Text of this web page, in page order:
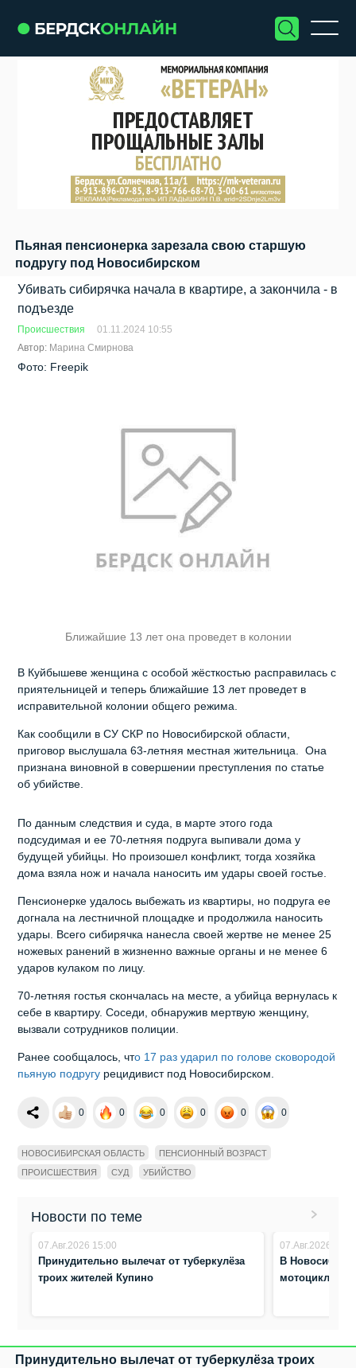
Пьяная пенсионерка зарезала свою старшую
подругу под Новосибирском
Убивать сибирячка начала в квартире, а закончила - в
подъезде
Происшествия
01.11.2024 10:55
Автор: Марина Смирнова
Фото: Freepik
Ближайшие 13 лет она проведет в колонии
В Куйбышеве женщина с особой жёсткостью расправилась с
приятельницей и теперь ближайшие 13 лет проведет в
исправительной колонии общего режима.
Как сообщили в СУ СКР по Новосибирской области,
приговор выслушала 63-летняя местная жительница. Она
признана виновной в совершении преступления по статье
об убийстве.
По данным следствия и суда, в марте этого года
подсудимая и ее 70-летняя подруга выпивали дома у
будущей убийцы. Но произошел конфликт, тогда хозяйка
дома взяла нож и начала наносить им удары своей гостье.
Пенсионерке удалось выбежать из квартиры, но подруга ее
догнала на лестничной площадке и продолжила наносить
удары. Всего сибирячка нанесла своей жертве не менее 25
ножевых ранений в жизненно важные органы и не менее 6
ударов кулаком по лицу.
70-летняя гостья скончалась на месте, а убийца вернулась к
себе в квартиру. Соседи, обнаружив мертвую женщину,
вызвали сотрудников полиции.
Ранее сообщалось, что 17 раз ударил по голове сковородой
пьяную подругу рецидивист под Новосибирском.
0 0 0 0 0 0
НОВОСИБИРСКАЯ ОБЛАСТЬ
ПЕНСИОННЫЙ ВОЗРАСТ
ПРОИСШЕСТВИЯ
СУД УБИЙСТВО
Новости по теме
07.Авг.2026 15:00
Принудительно вылечат от туберкулёза
троих жителей Купино
07.Авг.2026
В
мотоциклист
Принудительно вылечат от туберкулёза троих